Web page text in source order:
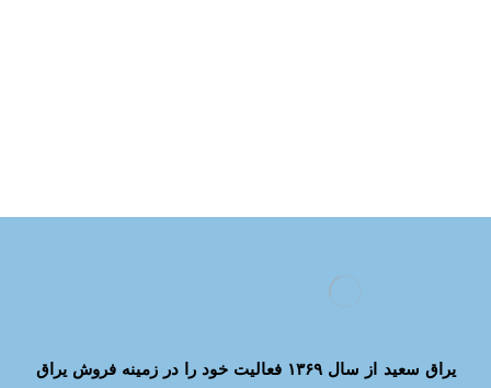
یراق سعید از سال ۱۳۶۹ فعالیت خود را در زمینه فروش یراق